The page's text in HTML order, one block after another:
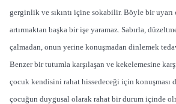
gerginlik ve sıkıntı içine sokabilir. Böyle bir
artırmaktan başka bir işe yaramaz. Sabırla,
çalmadan, onun yerine konuşmadan dinlemek
Benzer bir tutumla karşılaşan ve kekelemesine
çocuk kendisini rahat hissedeceği için konuşması
çocuğun duygusal olarak rahat bir durum içinde